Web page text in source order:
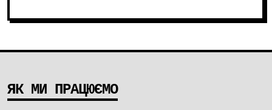
ЯК МИ ПРАЦЮЄМО